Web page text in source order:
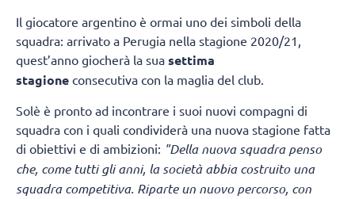
Il giocatore argentino è ormai uno dei simboli della
squadra: arrivato a Perugia nella stagione 2020/21,
quest’anno giocherà la sua settima
stagione consecutiva con la maglia del club.
Solè è pronto ad incontrare i suoi nuovi compagni di
squadra con i quali condividerà una nuova stagione fatta
di obiettivi e di ambizioni: "Della nuova squadra penso
che, come tutti gli anni, la società abbia costruito una
squadra competitiva. Riparte un nuovo percorso, con